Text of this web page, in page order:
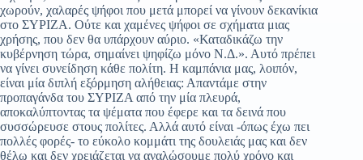
χωρούν, χαλαρές ψήφοι που μετά μπορεί να γίνουν δεκανίκια
στο ΣΥΡΙΖΑ. Ούτε και χαμένες ψήφοι σε σχήματα μιας
χρήσης, που δεν θα υπάρχουν αύριο. «Καταδικάζω την
κυβέρνηση τώρα, σημαίνει ψηφίζω μόνο Ν.Δ.». Αυτό πρέπει
να γίνει συνείδηση κάθε πολίτη. Η καμπάνια μας, λοιπόν,
είναι μία διπλή εξόρμηση αλήθειας: Απαντάμε στην
προπαγάνδα του ΣΥΡΙΖΑ από την μία πλευρά,
αποκαλύπτοντας τα ψέματα που έφερε και τα δεινά που
συσσώρευσε στους πολίτες. Αλλά αυτό είναι -όπως έχω πει
πολλές φορές- το εύκολο κομμάτι της δουλειάς μας και δεν
θέλω και δεν χρειάζεται να αναλώσουμε πολύ χρόνο και